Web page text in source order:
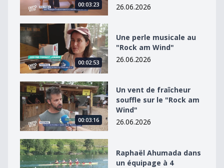
00:03:23
26.06.2026
Une perle musicale au &quot;Rock am Wind&quot;
00:02:53
Une perle musicale au
"Rock am Wind"
26.06.2026
Un vent de fraîcheur souffle sur le &quot;Rock am
00:03:16
Un vent de fraîcheur
souffle sur le "Rock am
Wind"
26.06.2026
Raphaël Ahumada dans un équipage à 4
Raphaël Ahumada dans
un équipage à 4